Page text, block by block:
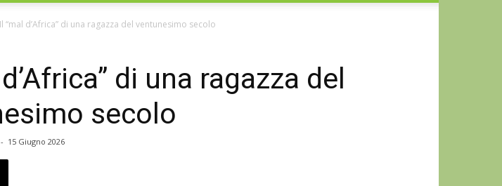
Il “mal d’Africa” di una ragazza del ventunesimo secolo
di una ragazza del
secolo
- 15 Giugno 2026